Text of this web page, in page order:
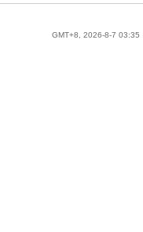
GMT+8, 2026-8-7 03:35